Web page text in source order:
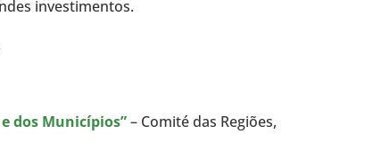
investimentos.
dos Municípios”– Comité das Regiões,